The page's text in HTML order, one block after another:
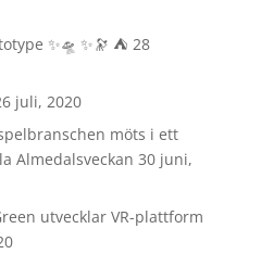
✨🛸 ✨🔭 ⛺️ 28
juli, 2020
möts i ett
Almedalsveckan 30 juni,
utvecklar VR-plattform